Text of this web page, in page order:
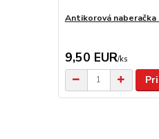
Antikorová naberačka
9,50 EUR/ks